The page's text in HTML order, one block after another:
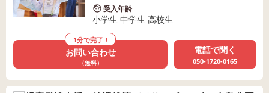
受入年齢
小学生 中学生 高校生
1分で完了！
お問い合わせ
（無料）
電話で聞く
050-1720-0165